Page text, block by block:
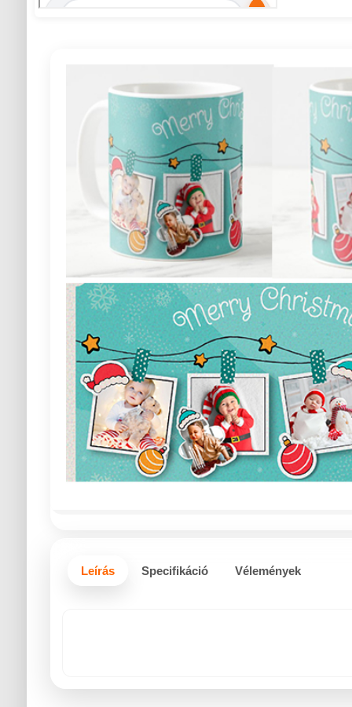
Leírás Specifikáció Vélemények